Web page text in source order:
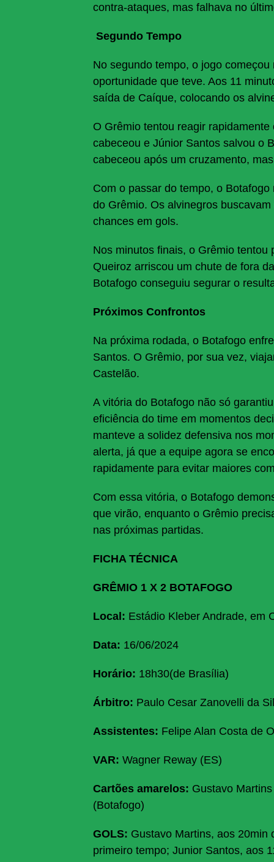
contra-ataques, mas falhava no
Segundo Tempo
No segundo tempo, o jogo
oportunidade que teve. Aos 11
saída de Caíque, colocando os
O Grêmio tentou reagir
cabeceou e Júnior Santos salvou o
cabeceou após um cruzamento,
Com o passar do tempo, o
do Grêmio. Os alvinegros
chances em gols.
Nos minutos finais, o Grêmio tentou
Queiroz arriscou um chute de fora
Botafogo conseguiu segurar o
Próximos Confrontos
Na próxima rodada, o Botafogo
Santos. O Grêmio, por sua vez,
Castelão.
A vitória do Botafogo não só
eficiência do time em momentos
manteve a solidez defensiva nos
alerta, já que a equipe agora se
rapidamente para evitar maiores
Com essa vitória, o Botafogo
que virão, enquanto o Grêmio
nas próximas partidas.
FICHA TÉCNICA
GRÊMIO 1 X 2 BOTAFOGO
Local: Estádio Kleber Andrade, em
Data: 16/06/2024
Horário: 18h30(de Brasília)
Árbitro: Paulo Cesar Zanovelli da
Assistentes: Felipe Alan Costa de
VAR: Wagner Reway (ES)
Cartões amarelos: Gustavo
(Botafogo)
GOLS: Gustavo Martins, aos
primeiro tempo; Junior Santos, aos